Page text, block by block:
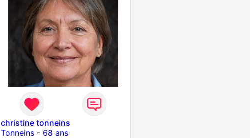
christine tonneins
Tonneins - 68 ans